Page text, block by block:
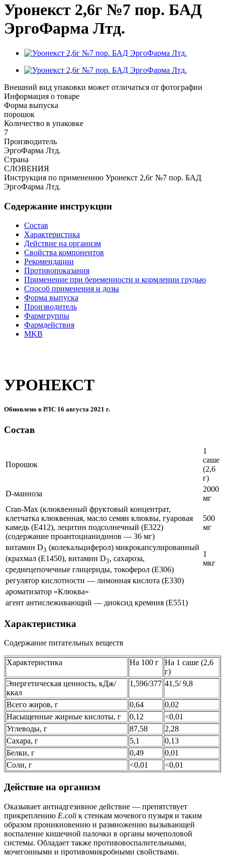
Уронекст 2,6г №7 пор. БАД
ЭргоФарма Лтд.
Внешний вид упаковки может отличаться от фотографии
Информация о товаре
Форма выпуска
порошок
Количество в упаковке
7
Производитель
ЭргоФарма Лтд.
Страна
СЛОВЕНИЯ
Инструкция по применению Уронекст 2,6г №7 пор. БАД
ЭргоФарма Лтд.
Содержание инструкции
Состав
Характеристика
Действие на организм
Свойства компонентов
Рекомендации
Противопоказания
Применение при беременности и кормлении грудью
Способ применения и дозы
Форма выпуска
Производитель
Фармгруппы
Фармдействия
MKB
УРОНЕКСТ
Обновлено в РЛС 16 августа 2021 г.
Состав
Порошок
1
саше
(2,6
г)
D-манноза
2000
мг
Cran-Max (клюквенный фруктовый концентрат,
клетчатка клюквенная, масло семян клюквы, гуаровая
камедь (Е412), лецитин подсолнечный (Е322)
(содержание проантоцианидинов — 36 мг)
500
мг
витамин D3 (колекальциферол) микрокапсулированный
(крахмал (Е1450), витамин D3, сахароза,
среднецепочечные глицериды, токоферол (Е306)
1
мкг
регулятор кислотности — лимонная кислота (Е330)
ароматизатор «Клюква»
агент антислеживающий — диоксид кремния (Е551)
Характеристика
Содержание питательных веществ
Характеристика На 100 г
На 1 саше (2,6
г)
Энергетическая ценность, кДж/
ккал
1,596/377 41,5/ 9,8
Всего жиров, г 0,64
0,02
Насыщенные жирные кислоты, г
0,12
<0,01
Углеводы, г
87,58
2,28
Сахара, г
5,1
0,13
Белки, г
0,49
0,01
Соли, г
<0,01 <0,01
Действие на организм
Оказывает антиадгезивное действие — препятствует
прикреплению E.coli к стенкам мочевого пузыря и таким
образом проникновению и размножению вызывающей
воспаление кишечной палочки в органы мочеполовой
системы. Обладает также противовоспалительными,
мочегонными и противомикробными свойствами.